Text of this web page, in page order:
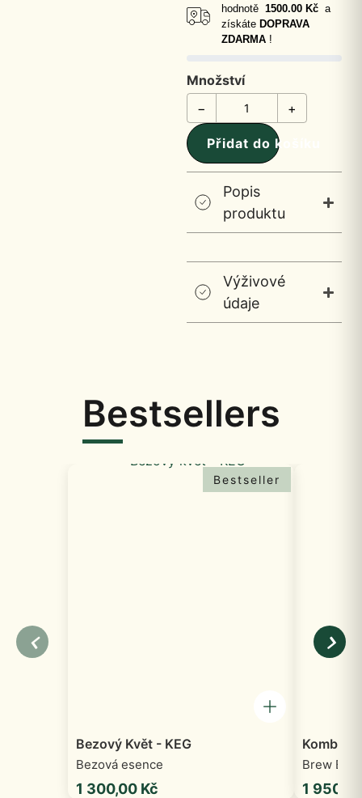
hodnotě1500.00 Kč a
získáte DOPRAVA
ZDARMA !
Množství
−
+
Přidat do košíku
Popis
produktu
Výživové
údaje
Bestsellers
Bestseller
Bezový Květ - KEG
Bezová esence
1 300,00 Kč
Brew Box
1